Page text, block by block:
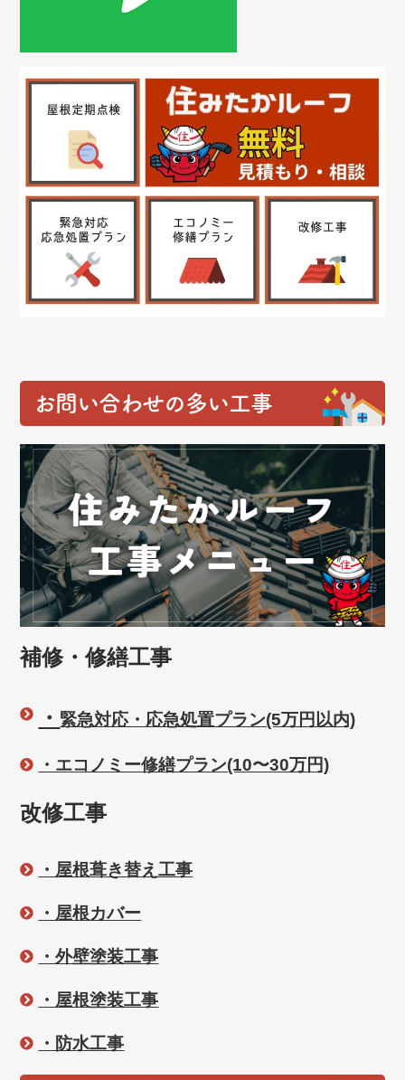
お問い合わせの多い工事
補修・修繕工事
・ 緊急対応・応急処置プラン(5万円以内)
・エコノミー修繕プラン(10〜30万円)
改修工事
・屋根葺き替え工事
・屋根カバー
・外壁塗装工事
・屋根塗装工事
・防水工事